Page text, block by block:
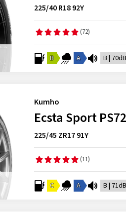
225/40 R18 92Y
(72)
B A B | 70dB
Kumho
Ecsta Sport PS72
225/45 ZR17 91Y
(11)
C A B | 71dB